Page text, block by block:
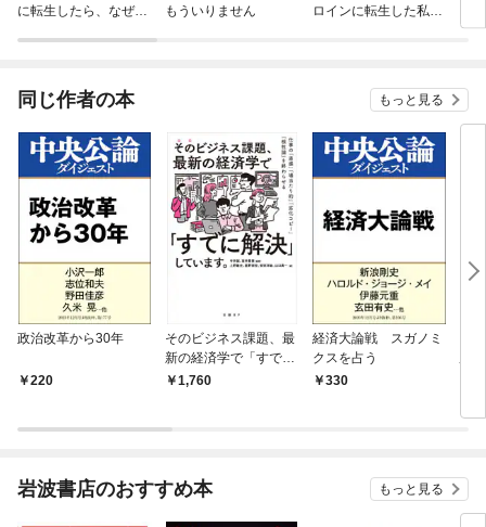
に転生したら、なぜか
もういりません
ロインに転生した私、
同じ作者の本 もっと見る
政治改革から30年
220
そのビジネス課題、最
新の経済学で「すでに
解決」しています。
1,760
経済大論戦 スガノミ
クスを占う
330
岩波書店のおすすめ本 もっと見る